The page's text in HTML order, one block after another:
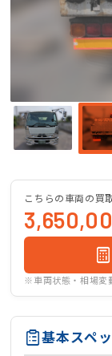
こちらの車両の買
※車両状態・相場変
基本スペ